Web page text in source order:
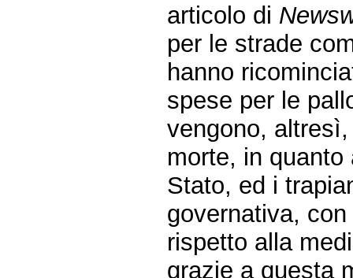
articolo di
per le strade
hanno
spese per le
vengono,
morte, in
Stato, ed i
governativa,
rispetto alla
grazie a questa